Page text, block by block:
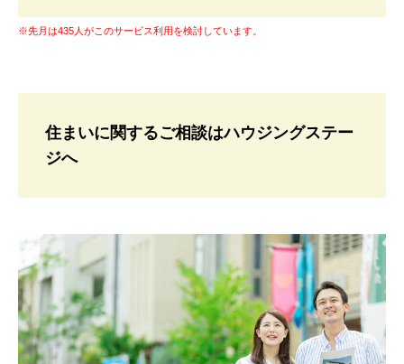
※先月は435人がこのサービス利用を検討しています。
住まいに関するご相談はハウジングステー
ジへ